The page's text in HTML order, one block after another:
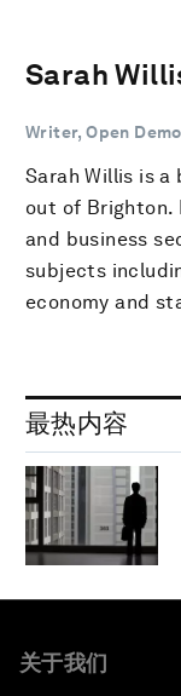
Sarah
Writer, Open
Sarah Willis is
out of Brighton.
and business
subjects
economy and
最热内容
关于我们